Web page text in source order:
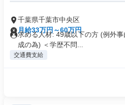
千葉県千葉市中央区
月給33万円～60万円
求める人材: 49歳以下の方 (例外
成の為) ＜学歴不問...
交通費支給